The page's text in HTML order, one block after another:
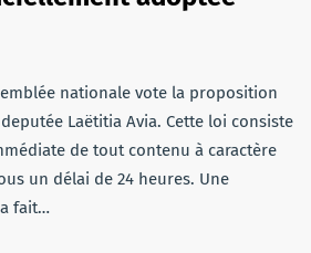
nationale vote la proposition
Laëtitia Avia. Cette loi consiste
de tout contenu à caractère
un délai de 24 heures. Une
fait…